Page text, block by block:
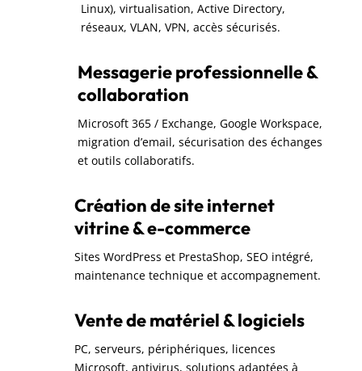
Linux), virtualisation, Active Directory,
réseaux, VLAN, VPN, accès sécurisés.
Messagerie professionnelle &
collaboration
Microsoft 365 / Exchange, Google Workspace,
migration d’email, sécurisation des échanges
et outils collaboratifs.
Création de site internet
vitrine & e-commerce
Sites WordPress et PrestaShop, SEO intégré,
maintenance technique et accompagnement.
Vente de matériel & logiciels
PC, serveurs, périphériques, licences
Microsoft, antivirus, solutions adaptées à